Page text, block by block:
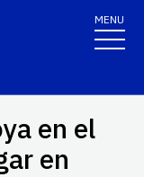
MENU
en el
en